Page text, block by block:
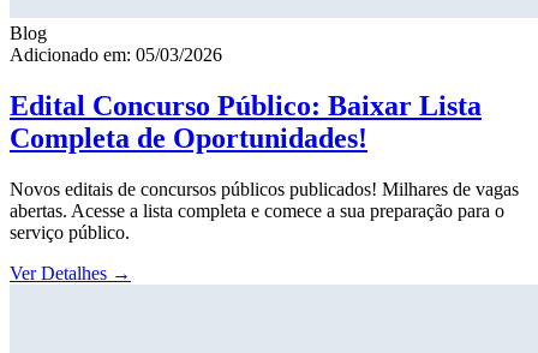
Blog
Adicionado em: 05/03/2026
Edital Concurso Público: Baixar Lista
Completa de Oportunidades!
Novos editais de concursos públicos publicados! Milhares de vagas
abertas. Acesse a lista completa e comece a sua preparação para o
serviço público.
Ver Detalhes →